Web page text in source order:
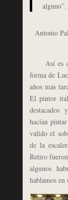
alguno”.
Antonio
Así es
forma de
años más
El pintor
hacían
valido el
de la
Retiro
algunos
hablamos en